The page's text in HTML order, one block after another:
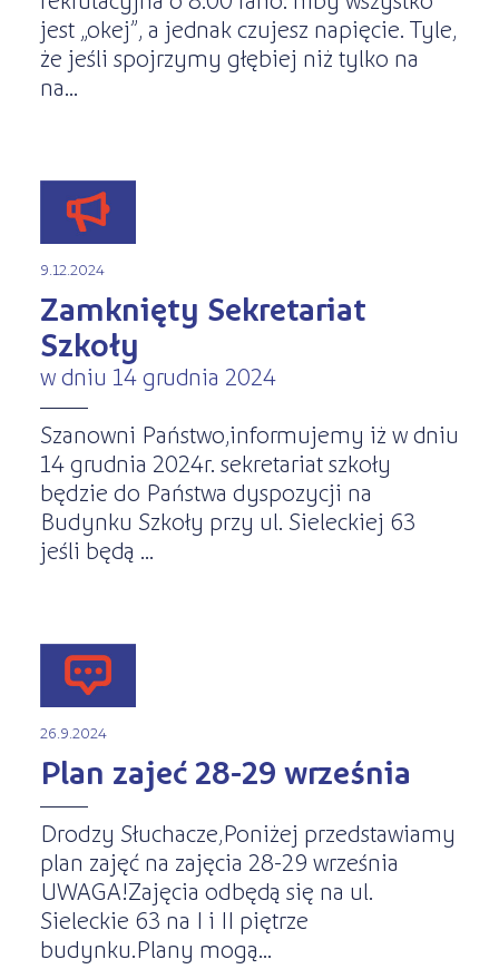
jest „okej”, a jednak czujesz napięcie. Tyle,
że jeśli spojrzymy głębiej niż tylko na
na...
9.12.2024
Zamknięty Sekretariat
Szkoły
w dniu 14 grudnia 2024
Szanowni Państwo,informujemy iż w dniu
14 grudnia 2024r. sekretariat szkoły
będzie do Państwa dyspozycji na
Budynku Szkoły przy ul. Sieleckiej 63
jeśli będą ...
26.9.2024
Plan zajeć 28-29 września
Drodzy Słuchacze,Poniżej przedstawiamy
plan zajęć na zajęcia 28-29 września
UWAGA!Zajęcia odbędą się na ul.
Sieleckie 63 na I i II piętrze
budynku.Plany mogą...